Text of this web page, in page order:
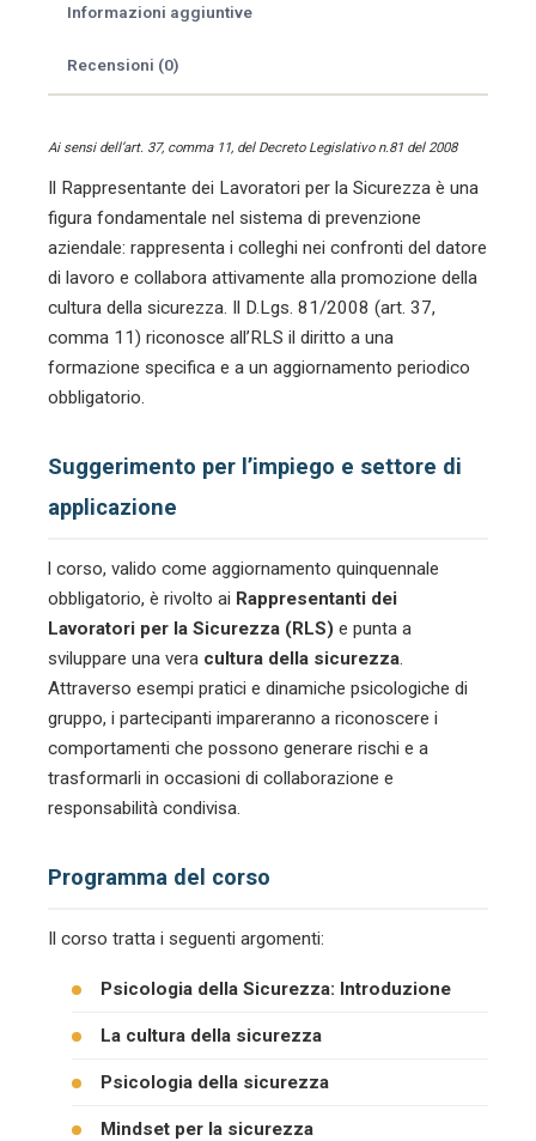
Informazioni aggiuntive
Recensioni (0)
Ai sensi dell’art. 37, comma 11, del Decreto Legislativo n.81 del 2008
Il Rappresentante dei Lavoratori per la Sicurezza è una
figura fondamentale nel sistema di prevenzione
aziendale: rappresenta i colleghi nei confronti del datore
di lavoro e collabora attivamente alla promozione della
cultura della sicurezza. Il D.Lgs. 81/2008 (art. 37,
comma 11) riconosce all’RLS il diritto a una
formazione specifica e a un aggiornamento periodico
obbligatorio.
Suggerimento per l’impiego e settore di
applicazione
l corso, valido come aggiornamento quinquennale
obbligatorio, è rivolto ai Rappresentanti dei
Lavoratori per la Sicurezza (RLS) e punta a
sviluppare una vera cultura della sicurezza.
Attraverso esempi pratici e dinamiche psicologiche di
gruppo, i partecipanti impareranno a riconoscere i
comportamenti che possono generare rischi e a
trasformarli in occasioni di collaborazione e
responsabilità condivisa.
Programma del corso
Il corso tratta i seguenti argomenti:
Psicologia della Sicurezza: Introduzione
La cultura della sicurezza
Psicologia della sicurezza
Mindset per la sicurezza